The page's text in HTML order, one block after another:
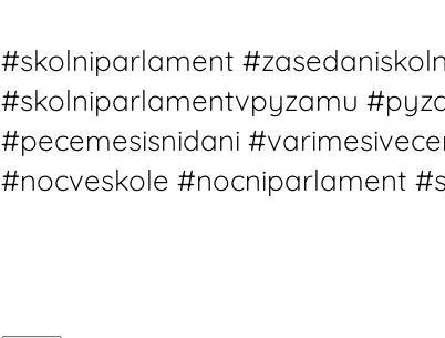
#skolniparlament
#skolniparlamentvpyzamu
#pecemesisnidani
#nocveskole #nocniparlament